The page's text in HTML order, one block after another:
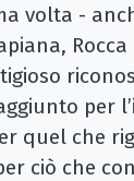
volta -
per
quel che
ciò che